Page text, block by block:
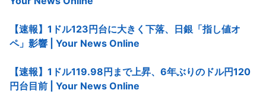
【速報】1ドル123円台に大きく下落、日銀「指し値オ
ペ」影響 | Your News Online
【速報】1ドル119.98円まで上昇、6年ぶりのドル円120
円台目前 | Your News Online